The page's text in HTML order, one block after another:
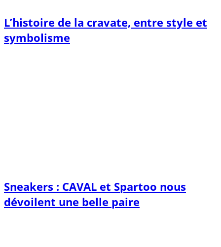
L’histoire de la cravate, entre style et
symbolisme
Sneakers : CAVAL et Spartoo nous
dévoilent une belle paire